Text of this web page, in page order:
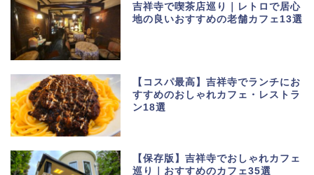
吉祥寺で喫茶店巡り｜レトロで居心
地の良いおすすめの老舗カフェ13選
【コスパ最高】吉祥寺でランチにお
すすめのおしゃれカフェ・レストラ
ン18選
【保存版】吉祥寺でおしゃれカフェ
巡り｜おすすめのカフェ35選